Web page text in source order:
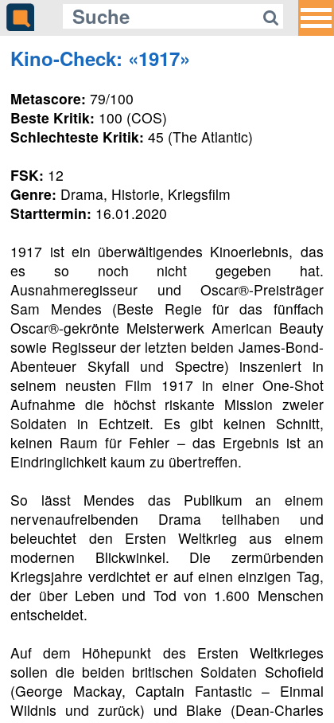
Kino-Check: «1917»
Metascore: 79/100
Beste Kritik: 100 (COS)
Schlechteste Kritik: 45 (The Atlantic)
FSK: 12
Genre: Drama, Historie, Kriegsfilm
Starttermin: 16.01.2020
1917 ist ein überwältigendes Kinoerlebnis, das
es so noch nicht gegeben hat.
Ausnahmeregisseur und Oscar®-Preisträger
Sam Mendes (Beste Regie für das fünffach
Oscar®-gekrönte Meisterwerk American Beauty
sowie Regisseur der letzten beiden James-Bond-
Abenteuer Skyfall und Spectre) inszeniert in
seinem neusten Film 1917 in einer One-Shot
Aufnahme die höchst riskante Mission zweier
Soldaten in Echtzeit. Es gibt keinen Schnitt,
keinen Raum für Fehler – das Ergebnis ist an
Eindringlichkeit kaum zu übertreffen.
So lässt Mendes das Publikum an einem
nervenaufreibenden Drama teilhaben und
beleuchtet den Ersten Weltkrieg aus einem
modernen Blickwinkel. Die zermürbenden
Kriegsjahre verdichtet er auf einen einzigen Tag,
der über Leben und Tod von 1.600 Menschen
entscheidet.
Auf dem Höhepunkt des Ersten Weltkrieges
sollen die beiden britischen Soldaten Schofield
(George Mackay, Captain Fantastic – Einmal
Wildnis und zurück) und Blake (Dean-Charles